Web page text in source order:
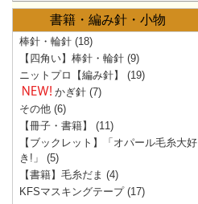
書籍・編み針・小物
棒針・輪針 (18)
【四角い】棒針・輪針 (9)
ニットプロ【編み針】
(19)
かぎ針 (7)
その他 (6)
【冊子・書籍】
(11)
【ブックレット】「オパール毛糸大好
き!」
(5)
【書籍】毛糸だま (4)
KFSマスキングテープ(17)